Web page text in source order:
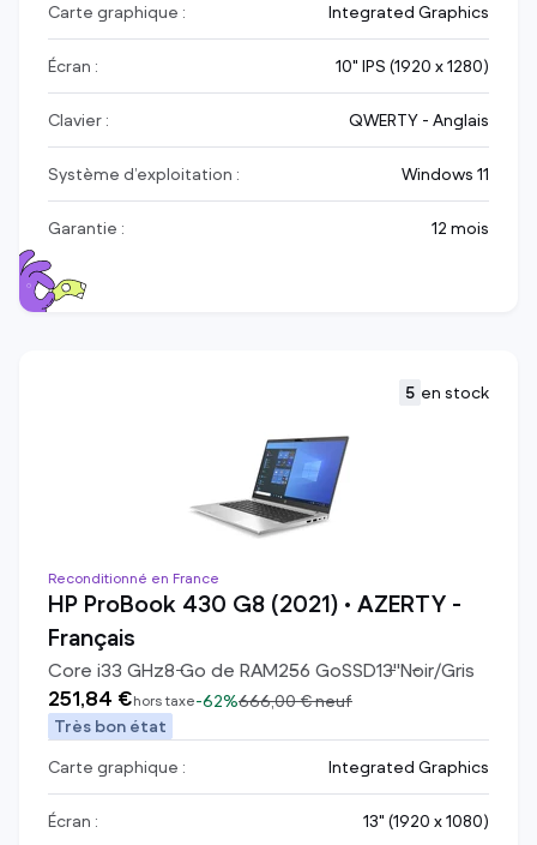
Carte graphique :
Integrated Graphics
Écran : 10" IPS (1920 x 1280)
Clavier : QWERTY - Anglais
Système d’exploitation : Windows 11
Garantie : 12 mois
5 en stock
Reconditionné en France
HP ProBook 430 G8 (2021) • AZERTY -
Français
Core i33 GHz8Go de RAM256 GoSSD13"Noir/Gris
251,84 €hors taxe-62%666,00 €neuf
Très bon état
Carte graphique :
Integrated Graphics
Écran : 13" (1920 x 1080)